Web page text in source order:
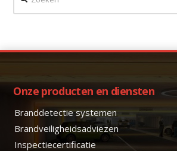
Onze producten en diensten
Branddetectie systemen
Brandveiligheidsadviezen
Inspectiecertificatie